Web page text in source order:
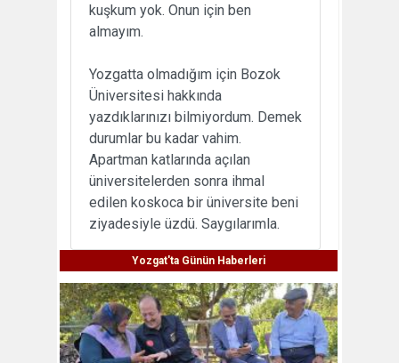
kuşkum yok. Onun için ben
almayım.
Yozgatta olmadığım için Bozok
Üniversitesi hakkında
yazdıklarınızı bilmiyordum. Demek
durumlar bu kadar vahim.
Apartman katlarında açılan
üniversitelerden sonra ihmal
edilen koskoca bir üniversite beni
ziyadesiyle üzdü. Saygılarımla.
Yozgat'ta Günün Haberleri